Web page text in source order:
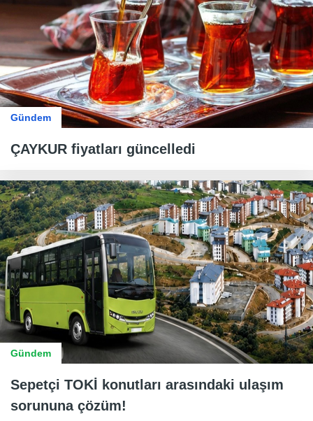
Gündem
ÇAYKUR fiyatları güncelledi
Gündem
Sepetçi TOKİ konutları arasındaki ulaşım
sorununa çözüm!